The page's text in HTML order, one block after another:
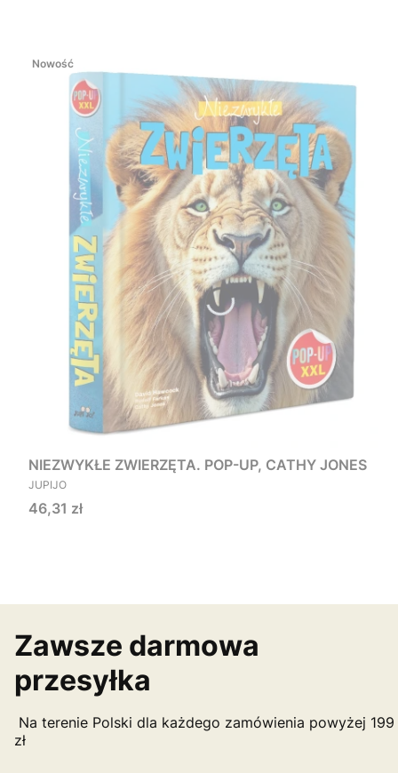
Nowość
NIEZWYKŁE ZWIERZĘTA. POP-UP, CATHY JONES
PRODUCENT
JUPIJO
Cena
46,31 zł
Zawsze darmowa
przesyłka
Na terenie Polski dla każdego zamówienia powyżej 199
zł